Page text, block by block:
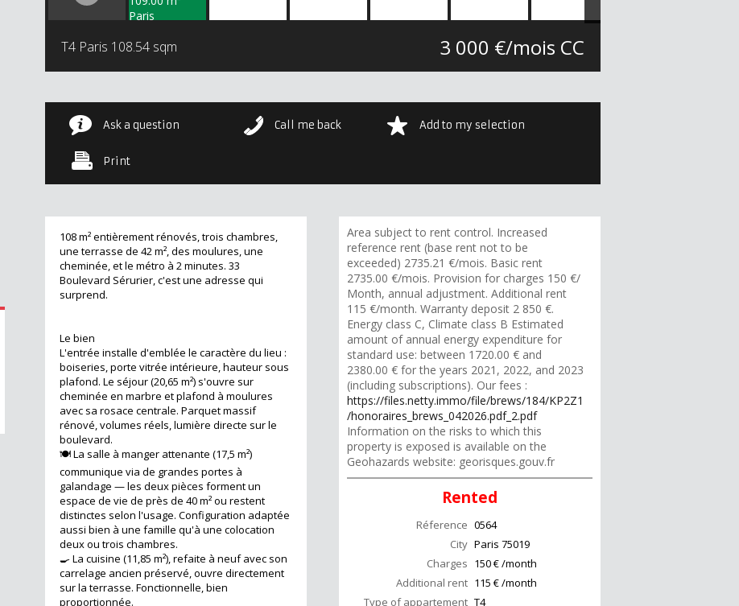
T4 Paris 108.54 sqm 3 000 €/mois CC
Ask a question Call me back Add to my selection
Print
108 m² entièrement rénovés, trois chambres,
une terrasse de 42 m², des moulures, une
cheminée, et le métro à 2 minutes. 33
Boulevard Sérurier, c'est une adresse qui
surprend.
Le bien
L'entrée installe d'emblée le caractère du lieu :
boiseries, porte vitrée intérieure, hauteur sous
plafond. Le séjour (20,65 m²) s'ouvre sur
cheminée en marbre et plafond à moulures
avec sa rosace centrale. Parquet massif
rénové, volumes réels, lumière directe sur le
boulevard.
🍽️ La salle à manger attenante (17,5 m²)
communique via de grandes portes à
galandage — les deux pièces forment un
espace de vie de près de 40 m² ou restent
distinctes selon l'usage. Configuration adaptée
aussi bien à une famille qu'à une colocation
deux ou trois chambres.
🍳 La cuisine (11,85 m²), refaite à neuf avec son
carrelage ancien préservé, ouvre directement
sur la terrasse. Fonctionnelle, bien
proportionnée.
Area subject to rent control. Increased
reference rent (base rent not to be
exceeded) 2735.21 €/mois. Basic rent
2735.00 €/mois. Provision for charges 150 €/
Month, annual adjustment. Additional rent
115 €/month. Warranty deposit 2 850 €.
Energy class C, Climate class B Estimated
amount of annual energy expenditure for
standard use: between 1720.00 € and
2380.00 € for the years 2021, 2022, and 2023
(including subscriptions). Our fees :
https://files.netty.immo/file/brews/184/KP2Z1
/honoraires_brews_042026.pdf_2.pdf
Information on the risks to which this
property is exposed is available on the
Geohazards website: georisques.gouv.fr
Rented
Réference 0564
City Paris 75019
Charges 150 € /month
Additional rent 115 € /month
Type of appartement T4